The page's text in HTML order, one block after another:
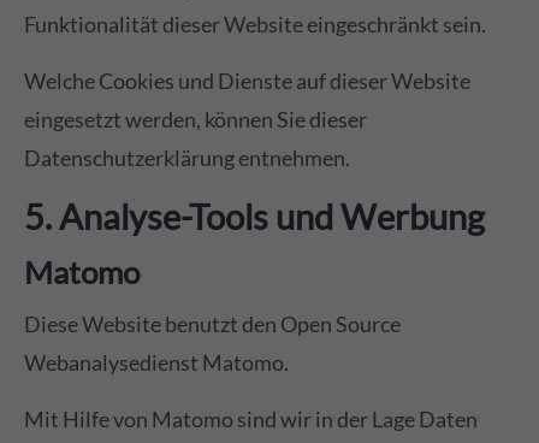
Funktionalität dieser Website eingeschränkt sein.
Welche Cookies und Dienste auf dieser Website
eingesetzt werden, können Sie dieser
Datenschutzerklärung entnehmen.
5. Analyse-Tools und Werbung
Matomo
Diese Website benutzt den Open Source
Webanalysedienst Matomo.
Mit Hilfe von Matomo sind wir in der Lage Daten